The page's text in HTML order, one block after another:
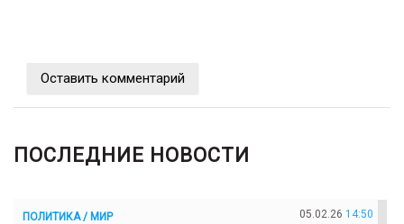
Оставить комментарий
ПОСЛЕДНИЕ НОВОСТИ
ПОЛИТИКА / МИР 05.02.26 14:50